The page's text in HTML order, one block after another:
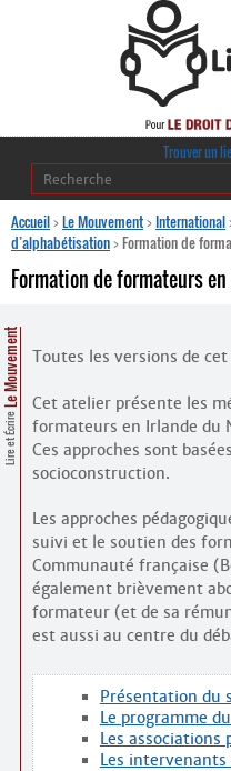
Trouver un
Accueil>Le Mouvement>International
d’alphabétisation>Formation de
Formation de formateurs
Lire et Écrire
Le Mouvement Toutes les versions de
Cet atelier présente les
formateurs en Irlande du
Ces approches sont
socio­construction.
Les approches
suivi et le soutien des
Communauté française
également brièvement
formateur (et de sa
est aussi au centre du
Présentation du
Le programme
Les associations
Les